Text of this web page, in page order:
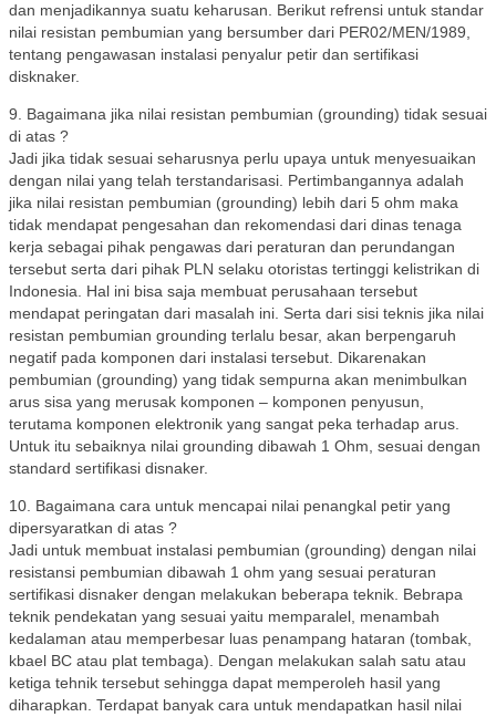
dan menjadikannya suatu keharusan. Berikut refrensi untuk standar
nilai resistan pembumian yang bersumber dari PER02/MEN/1989,
tentang pengawasan instalasi penyalur petir dan sertifikasi
disknaker.
9. Bagaimana jika nilai resistan pembumian (grounding) tidak sesuai
di atas ?
Jadi jika tidak sesuai seharusnya perlu upaya untuk menyesuaikan
dengan nilai yang telah terstandarisasi. Pertimbangannya adalah
jika nilai resistan pembumian (grounding) lebih dari 5 ohm maka
tidak mendapat pengesahan dan rekomendasi dari dinas tenaga
kerja sebagai pihak pengawas dari peraturan dan perundangan
tersebut serta dari pihak PLN selaku otoristas tertinggi kelistrikan di
Indonesia. Hal ini bisa saja membuat perusahaan tersebut
mendapat peringatan dari masalah ini. Serta dari sisi teknis jika nilai
resistan pembumian grounding terlalu besar, akan berpengaruh
negatif pada komponen dari instalasi tersebut. Dikarenakan
pembumian (grounding) yang tidak sempurna akan menimbulkan
arus sisa yang merusak komponen – komponen penyusun,
terutama komponen elektronik yang sangat peka terhadap arus.
Untuk itu sebaiknya nilai grounding dibawah 1 Ohm, sesuai dengan
standard sertifikasi disnaker.
10. Bagaimana cara untuk mencapai nilai penangkal petir yang
dipersyaratkan di atas ?
Jadi untuk membuat instalasi pembumian (grounding) dengan nilai
resistansi pembumian dibawah 1 ohm yang sesuai peraturan
sertifikasi disnaker dengan melakukan beberapa teknik. Bebrapa
teknik pendekatan yang sesuai yaitu memparalel, menambah
kedalaman atau memperbesar luas penampang hataran (tombak,
kbael BC atau plat tembaga). Dengan melakukan salah satu atau
ketiga tehnik tersebut sehingga dapat memperoleh hasil yang
diharapkan. Terdapat banyak cara untuk mendapatkan hasil nilai